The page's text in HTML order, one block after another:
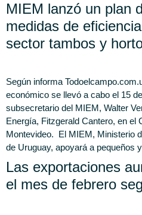
MIEM lanzó un plan
medidas de
sector tambos y
Según informa
económico se llevó a cabo el 15
subsecretario del MIEM, Walter
Energía, Fitzgerald Cantero, en el
Montevideo. El MIEM, Ministerio
de Uruguay, apoyará a pequeños
Las exportaciones
el mes de febrero